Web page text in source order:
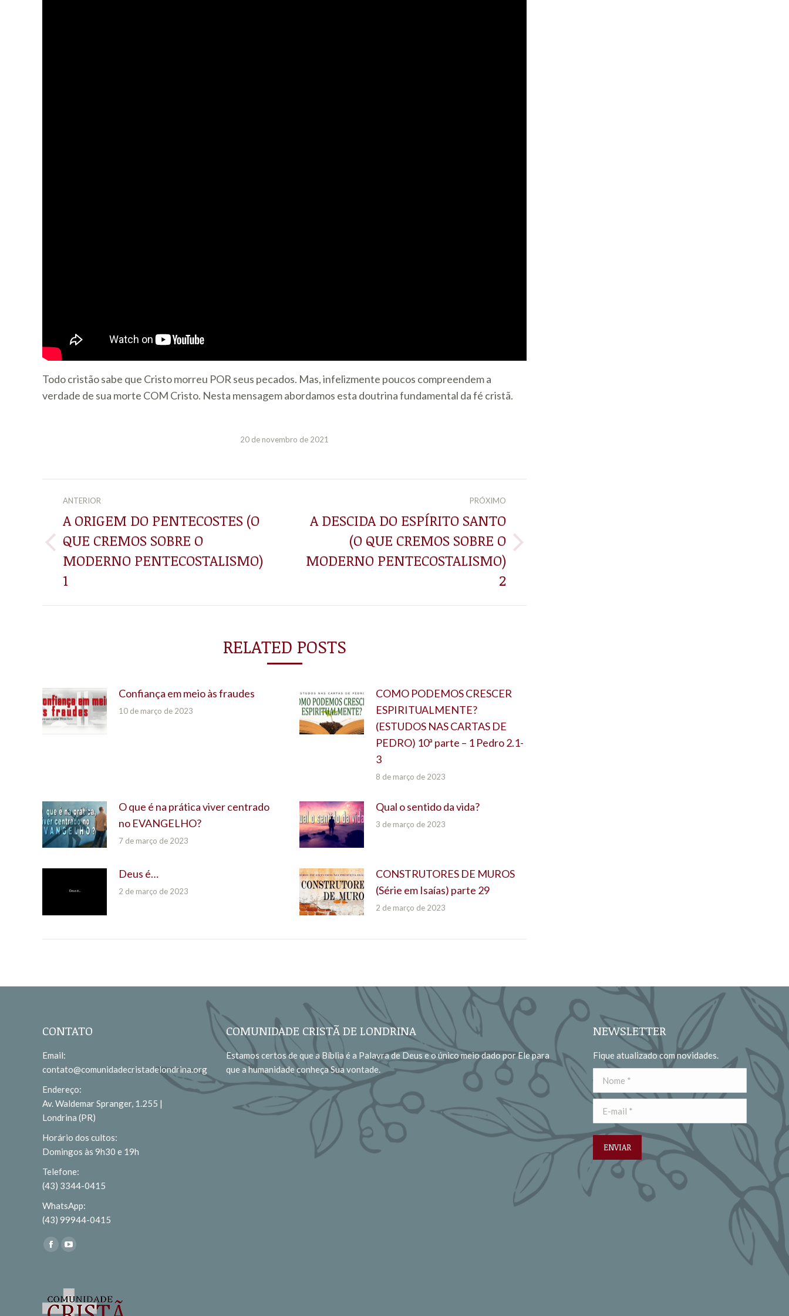
Todo cristão sabe que Cristo morreu POR seus pecados. Mas, infelizmente poucos compreendem a
verdade de sua morte COM Cristo. Nesta mensagem abordamos esta doutrina fundamental da fé cristã.
20 de novembro de 2021
NAVEGAÇÃO
DE
POST:
ANTERIOR
Post
anterior:
A ORIGEM DO PENTECOSTES (O
QUE CREMOS SOBRE O
MODERNO PENTECOSTALISMO)
1
PRÓXIMO
post:
A DESCIDA DO ESPÍRITO SANTO
(O QUE CREMOS SOBRE O
MODERNO PENTECOSTALISMO)
2
RELATED POSTS
Confiança em meio às fraudes
10 de março de 2023
COMO PODEMOS CRESCER
ESPIRITUALMENTE?
(ESTUDOS NAS CARTAS DE
PEDRO) 10ª parte – 1 Pedro 2.1-
3
8 de março de 2023
O que é na prática viver centrado
no EVANGELHO?
7 de março de 2023
Qual o sentido da vida?
3 de março de 2023
Deus é…
2 de março de 2023
CONSTRUTORES DE MUROS
(Série em Isaías) parte 29
2 de março de 2023
CONTATO
Email:
contato@comunidadecristadelondrina.org
Endereço:
Av. Waldemar Spranger, 1.255 |
Londrina (PR)
Horário dos cultos:
Domingos às 9h30 e 19h
Telefone:
(43) 3344-0415
WhatsApp:
(43) 99944-0415
Encontre-nos em:
Facebook
in
new
in
new
COMUNIDADE CRISTÃ DE LONDRINA
Estamos certos de que a Bíblia é a Palavra de Deus e o único meio dado por Ele para
que a humanidade conheça Sua vontade.
NEWSLETTER
Fique atualizado com novidades.
Nome *
E-mail *
ENVIAR